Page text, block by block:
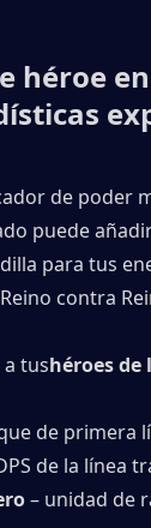
héroe
de poder
puede
para tus
contra
tushéroes
de primera
de la línea
– unidad de